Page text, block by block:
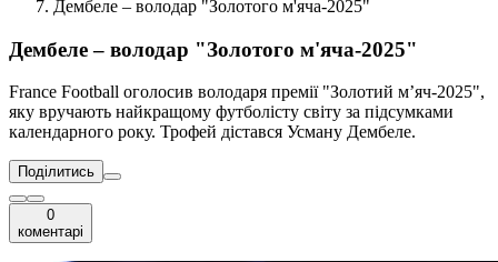
Дембеле – володар "Золотого м'яча-2025"
Дембеле – володар "Золотого м'яча-2025"
France Football оголосив володаря премії "Золотий м’яч-2025",
яку вручають найкращому футболісту світу за підсумками
календарного року. Трофей дістався Усману Дембеле.
Поділитись
0
коментарі